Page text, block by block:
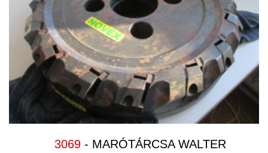
LABORTECHNIKA (5)
LÉGKEZELŐ (6)
LÉGTECHNIKA, SZŰRŐK,
ALKATRÉSZEK, HŰTÉS, FŰTÉS (12)
LINEÁRIS SÍN, CSAPÁGY
LOGISZTIKAI ESZKÖZÖK,
RAKTÁRTECHNIKA (41)
3069- MARÓTÁRCSA WALTER